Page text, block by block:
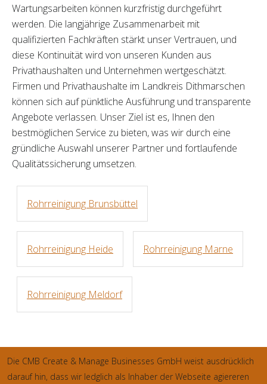
Wartungsarbeiten können kurzfristig durchgeführt
werden. Die langjährige Zusammenarbeit mit
qualifizierten Fachkräften stärkt unser Vertrauen, und
diese Kontinuität wird von unseren Kunden aus
Privathaushalten und Unternehmen wertgeschätzt.
Firmen und Privathaushalte im Landkreis Dithmarschen
können sich auf pünktliche Ausführung und transparente
Angebote verlassen. Unser Ziel ist es, Ihnen den
bestmöglichen Service zu bieten, was wir durch eine
gründliche Auswahl unserer Partner und fortlaufende
Qualitätssicherung umsetzen.
Rohrreinigung Brunsbüttel
Rohrreinigung Heide Rohrreinigung Marne
Rohrreinigung Meldorf
Die CMB Create & Manage Businesses GmbH weist ausdrücklich
darauf hin, dass wir ledglich als Inhaber der Webseite agiereren